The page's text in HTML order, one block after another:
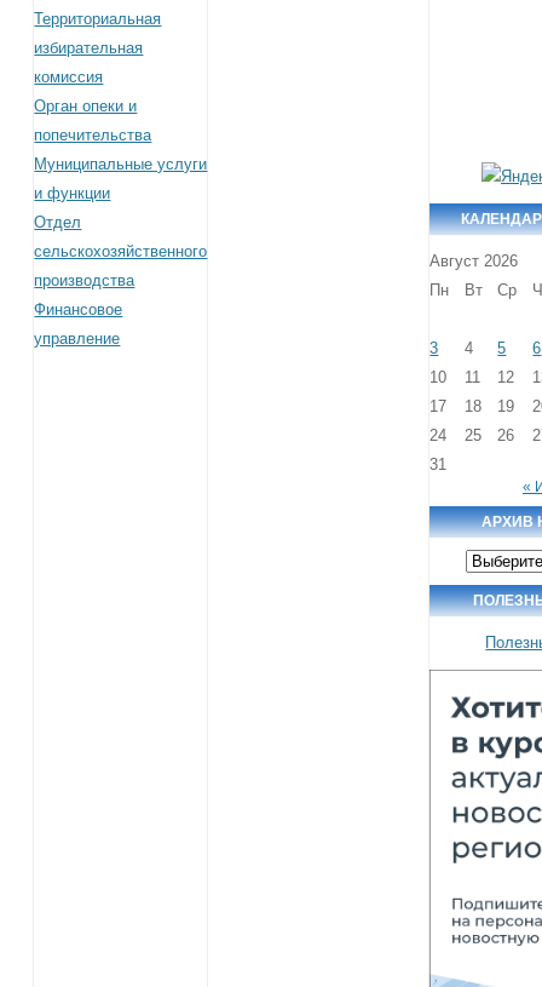
Территориальная
избирательная
комиссия
Орган опеки и
попечительства
Муниципальные услуги
и функции
Отдел
сельскохозяйственного
производства
Финансовое
управление
Август 2026
Пн
Вт Ср
3 4 5
6
10
11 12
17
18 19
24
25 26
31
«
АРХИВ
Архив
новостей